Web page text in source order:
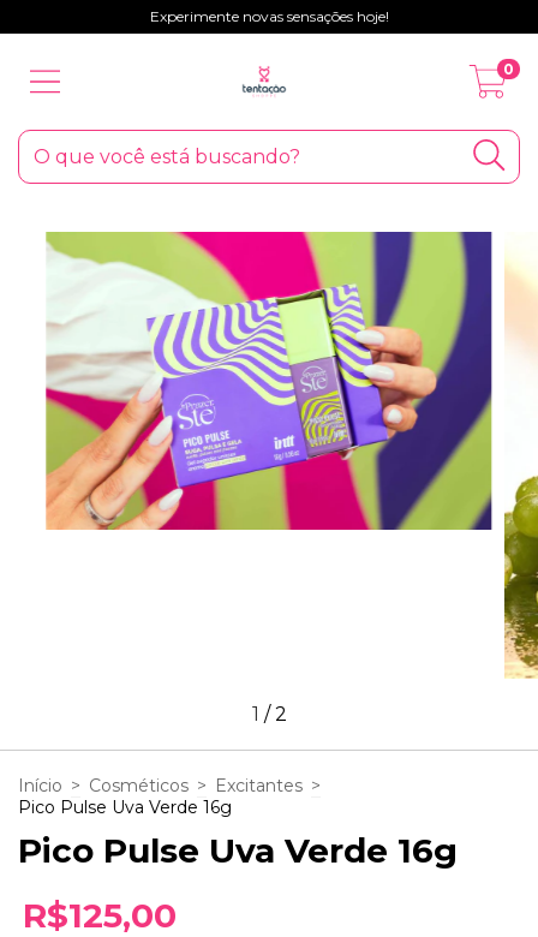
Experimente novas sensações hoje!
0
1 /2
Início > Cosméticos > Excitantes >
Pico Pulse Uva Verde 16g
Pico Pulse Uva Verde 16g
R$125,00